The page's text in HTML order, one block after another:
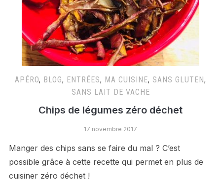
APÉRO, BLOG, ENTRÉES, MA CUISINE, SANS GLUTEN,
SANS LAIT DE VACHE
Chips de légumes zéro déchet
17 novembre 2017
Manger des chips sans se faire du mal ? C’est
possible grâce à cette recette qui permet en plus de
cuisiner zéro déchet !